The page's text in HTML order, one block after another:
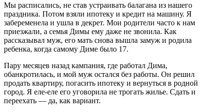
Мы расписались, не став устраивать балагана из нашего
праздника. Потом взяли ипотеку и кредит на машину. Я
забеременела и ушла в декрет. Мои родители часто к нам
приезжали, а семья Димы ему даже не звонила. Как
рассказывал муж, его мать снова вышла замуж и родила
ребенка, когда самому Диме было 17.
Пару месяцев назад кампания, где работал Дима,
обанкротилась, и мой муж остался без работы. Он решил
продать квартиру, погасить ипотеку и вернуться в родной
город. Я еле-еле его уговорила не трогать жилье. Сдать и
переехать — да, как вариант.